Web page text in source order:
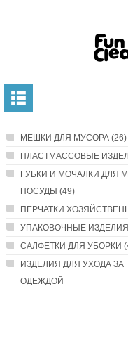
МЕШКИ ДЛЯ МУСОРА (26)
ПЛАСТМАССОВЫЕ
ГУБКИ И МОЧАЛКИ ДЛЯ
ПОСУДЫ (49)
ПЕРЧАТКИ
УПАКОВОЧНЫЕ ИЗДЕЛИЯ
САЛФЕТКИ ДЛЯ УБОРКИ
ИЗДЕЛИЯ ДЛЯ УХОДА ЗА
ОДЕЖДОЙ